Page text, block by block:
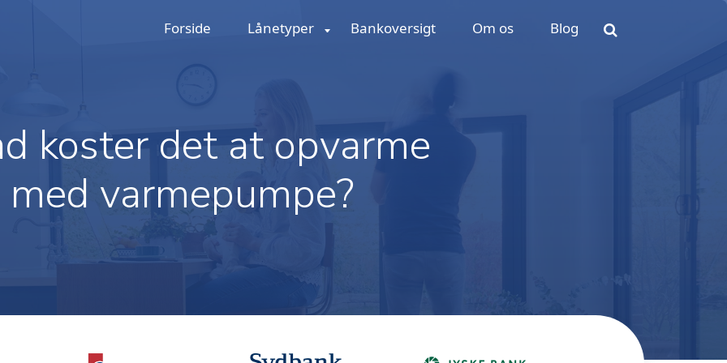
Forside Lånetyper Bankoversigt Om os Blog
koster det at opvarme
med varmepumpe?